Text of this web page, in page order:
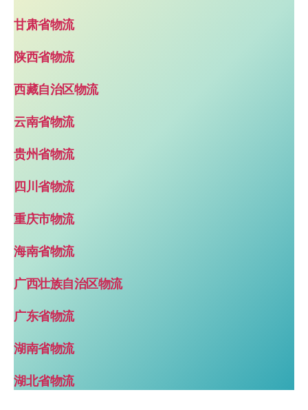
甘肃省物流
陕西省物流
西藏自治区物流
云南省物流
贵州省物流
四川省物流
重庆市物流
海南省物流
广西壮族自治区物流
广东省物流
湖南省物流
湖北省物流